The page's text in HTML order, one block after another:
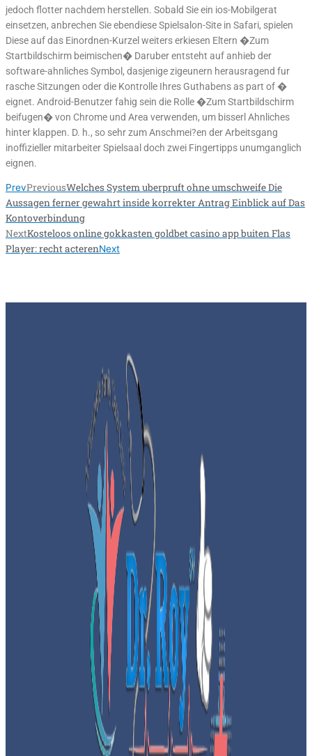
jedoch flotter nachdem herstellen. Sobald Sie ein ios-Mobilgerat
einsetzen, anbrechen Sie ebendiese Spielsalon-Site in Safari, spielen
Diese auf das Einordnen-Kurzel weiters erkiesen Eltern �Zum
Startbildschirm beimischen� Daruber entsteht auf anhieb der
software-ahnliches Symbol, dasjenige zigeunern herausragend fur
rasche Sitzungen oder die Kontrolle Ihres Guthabens as part of �
eignet. Android-Benutzer fahig sein die Rolle �Zum Startbildschirm
beifugen� von Chrome und Area verwenden, um bisserl Ahnliches
hinter klappen. D. h., so sehr zum Anschmei?en der Arbeitsgang
inoffizieller mitarbeiter Spielsaal doch zwei Fingertipps unumganglich
eignen.
PrevPreviousWelches System uberpruft ohne umschweife Die
Aussagen ferner gewahrt inside korrekter Antrag Einblick auf Das
Kontoverbindung
NextKosteloos online gokkasten goldbet casino app buiten Flas
Player: recht acterenNext